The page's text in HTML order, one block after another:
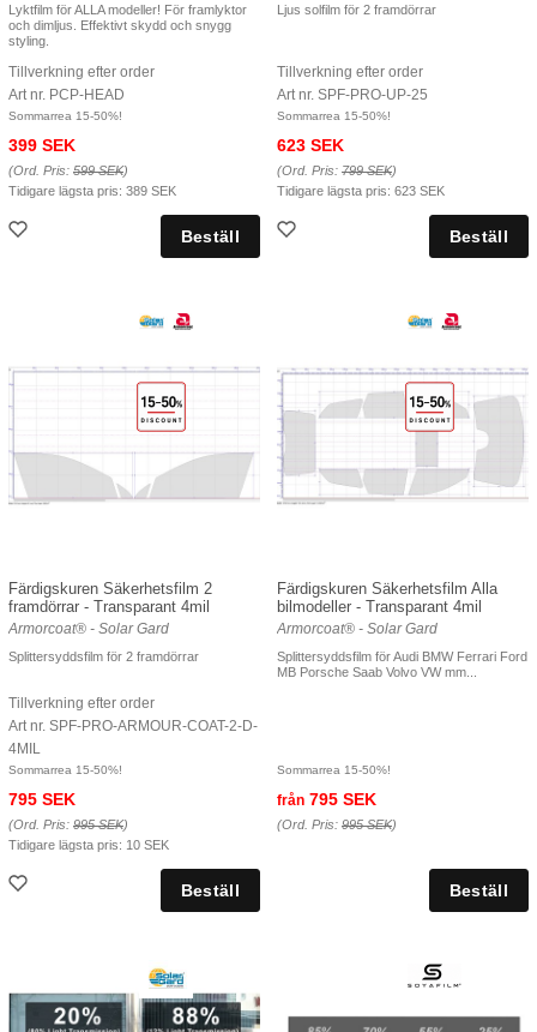
Lyktfilm för ALLA modeller! För framlyktor
och dimljus. Effektivt skydd och snygg
styling.
Tillverkning efter order
Art nr. PCP-HEAD
Sommarrea 15-50%!
399 SEK
(Ord. Pris: 599 SEK)
Tidigare lägsta pris: 389 SEK
Ljus solfilm för 2 framdörrar
Tillverkning efter order
Art nr. SPF-PRO-UP-25
Sommarrea 15-50%!
623 SEK
(Ord. Pris: 799 SEK)
Tidigare lägsta pris: 623 SEK
Färdigskuren Säkerhetsfilm 2
framdörrar - Transparant 4mil
Armorcoat® - Solar Gard
Splittersyddsfilm för 2 framdörrar
Tillverkning efter order
Art nr. SPF-PRO-ARMOUR-COAT-2-D-
4MIL
Sommarrea 15-50%!
795 SEK
(Ord. Pris: 995 SEK)
Tidigare lägsta pris: 10 SEK
Färdigskuren Säkerhetsfilm Alla
bilmodeller - Transparant 4mil
Armorcoat® - Solar Gard
Splittersyddsfilm för Audi BMW Ferrari Ford
MB Porsche Saab Volvo VW mm...
Sommarrea 15-50%!
från 795 SEK
(Ord. Pris: 995 SEK)